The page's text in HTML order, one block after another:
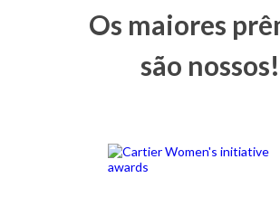
Os maiores
são nossos!